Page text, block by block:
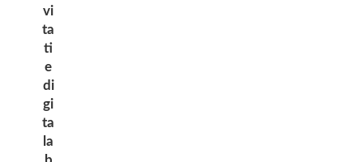
vi
ta
ti
e
di
gi
ta
la